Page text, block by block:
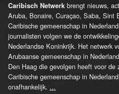
Caribisch Netwerk brengt nieuws,
Aruba, Bonaire, Curaçao, Saba, Sint
Caribische gemeenschap in
journalisten volgen we de
Nederlandse Koninkrijk. Het netwerk
Arubaanse gemeenschap in
Den Haag die gevolgen heeft voor
Caribische gemeenschap in
onafhankelijk. ...